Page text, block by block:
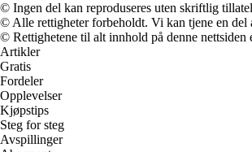
© Ingen del kan reproduseres uten skriftlig
© Alle rettigheter forbeholdt. Vi kan tjene en del
© Rettighetene til alt innhold på denne
Artikler
Gratis
Fordeler
Opplevelser
Kjøpstips
Steg for steg
Avspillinger